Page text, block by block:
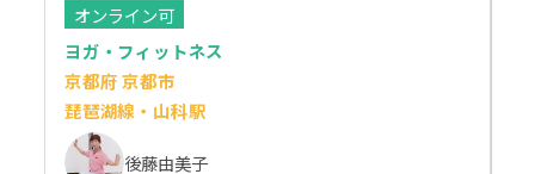
オンライン可
ヨガ・フィットネス
京都府 京都市
琵琶湖線・山科駅
後藤由美子